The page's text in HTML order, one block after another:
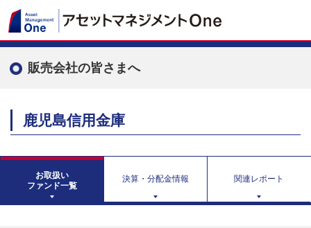
販売会社の皆さまへ
鹿児島信用金庫
お取扱い
ファンド一覧
決算・分配金情報 関連レポート